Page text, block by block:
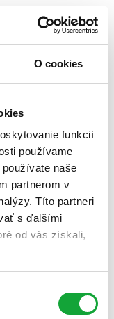
O cookies
funkcií
používame
naše
partnerom v
Títo partneri
s ďalšími
od vás získali,